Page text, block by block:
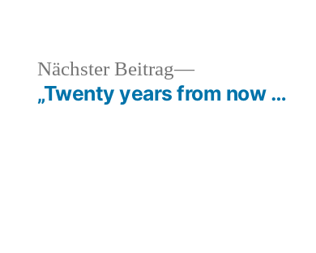
Nächster Beitrag
Nächster
Beitrag:
„Twenty years from now …